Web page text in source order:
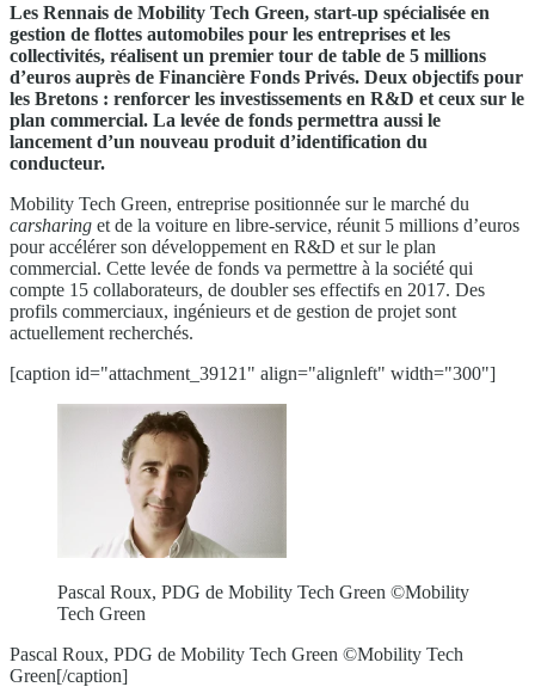
Les Rennais de Mobility Tech Green, start-up spécialisée en
gestion de flottes automobiles pour les entreprises et les
collectivités, réalisent un premier tour de table de 5 millions
d’euros auprès de Financière Fonds Privés. Deux objectifs pour
les Bretons : renforcer les investissements en R&D et ceux sur le
plan commercial. La levée de fonds permettra aussi le
lancement d’un nouveau produit d’identification du
conducteur.
Mobility Tech Green, entreprise positionnée sur le marché du
carsharing et de la voiture en libre-service, réunit 5 millions d’euros
pour accélérer son développement en R&D et sur le plan
commercial. Cette levée de fonds va permettre à la société qui
compte 15 collaborateurs, de doubler ses effectifs en 2017. Des
profils commerciaux, ingénieurs et de gestion de projet sont
actuellement recherchés.
[caption id="attachment_39121" align="alignleft" width="300"]
Pascal Roux, PDG de Mobility Tech Green ©Mobility
Tech Green
Pascal Roux, PDG de Mobility Tech Green ©Mobility Tech
Green[/caption]